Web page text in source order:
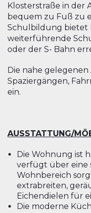
Klosterstraße in der
bequem zu Fuß zu
Schulbildung bietet
weiterführende
oder der S- Bahn
Die nahe
Spaziergängen,
ein.
AUSSTATTUNG/
Die Wohnung ist
verfügt über eine
Wohnbereich
extrabreiten,
Eichendielen für
Die moderne